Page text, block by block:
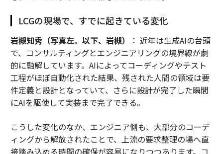
LCGの現場で、すでに起きている変化
岩槻知秀（写真左。以下、岩槻）
： 近年は生成AIの台頭
で、コンサルティングとエンジニアリングの境界線が劇
的に融解しています。AIによってコーディングやテスト
工程がほぼ自動化された結果、残された人間の領域は要
件定義と設計となっていて、さらに設計が完了した瞬間
にAIを駆使して実装まで完了できる。
こうした変化のなか、エンジニア側も、大部分のコーデ
ィングから解放されたことで、上流の要求整理の場へ直
接踏み込める時間の確保が容易になりつつあります。コ